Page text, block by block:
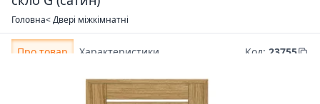
Головна< Двері міжкімнатні
Про товар Характеристики Код: 23755